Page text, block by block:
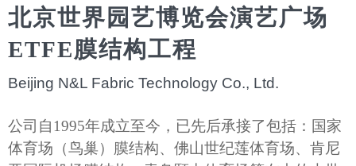
北京世界园艺博览会演艺广场
ETFE膜结构工程
Beijing N&L Fabric Technology Co., Ltd.
公司自1995年成立至今，已先后承接了包括：国家
体育场（鸟巢）膜结构、佛山世纪莲体育场、肯尼